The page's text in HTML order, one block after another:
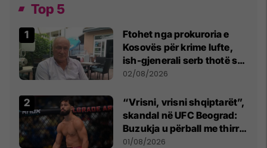
Top 5
Ftohet nga prokuroria e
Kosovës për krime lufte,
ish-gjenerali serb thotë se
dikush e tradhtoi në
02/08/2026
“Vrisni, vrisni shqiptarët”,
skandal në UFC Beograd:
Buzukja u përball me thirrje
anti-shqiptare nga
01/08/2026